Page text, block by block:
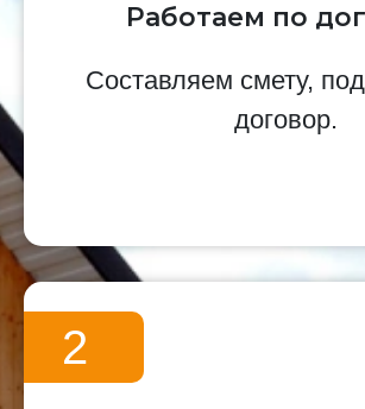
Работаем по
Составляем смету,
договор.
2